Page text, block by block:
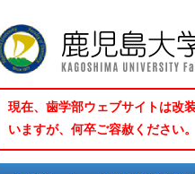
現在、歯学部ウェブサイトは改
いますが、何卒ご容赦ください。